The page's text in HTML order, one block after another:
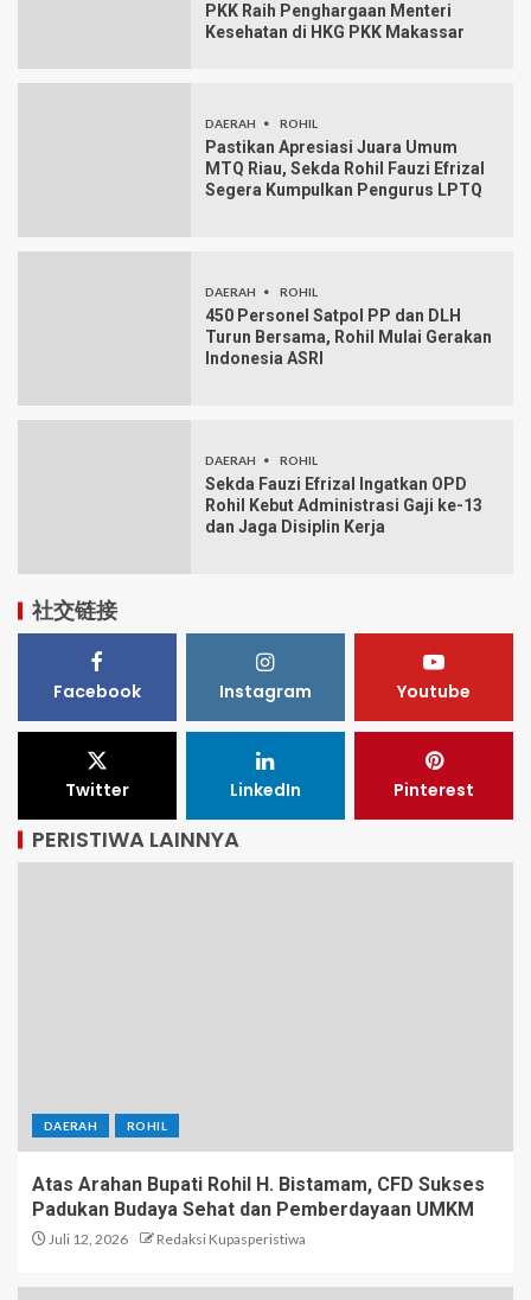
PKK Raih Penghargaan Menteri
Kesehatan di HKG PKK Makassar
DAERAH ROHIL
Pastikan Apresiasi Juara Umum
MTQ Riau, Sekda Rohil Fauzi Efrizal
Segera Kumpulkan Pengurus LPTQ
DAERAH ROHIL
450 Personel Satpol PP dan DLH
Turun Bersama, Rohil Mulai Gerakan
Indonesia ASRI
DAERAH ROHIL
Sekda Fauzi Efrizal Ingatkan OPD
Rohil Kebut Administrasi Gaji ke-13
dan Jaga Disiplin Kerja
社交链接
Facebook Instagram Youtube
Twitter LinkedIn Pinterest
PERISTIWA LAINNYA
DAERAH ROHIL
Atas Arahan Bupati Rohil H. Bistamam, CFD Sukses
Padukan Budaya Sehat dan Pemberdayaan UMKM
Juli 12, 2026 Redaksi Kupasperistiwa